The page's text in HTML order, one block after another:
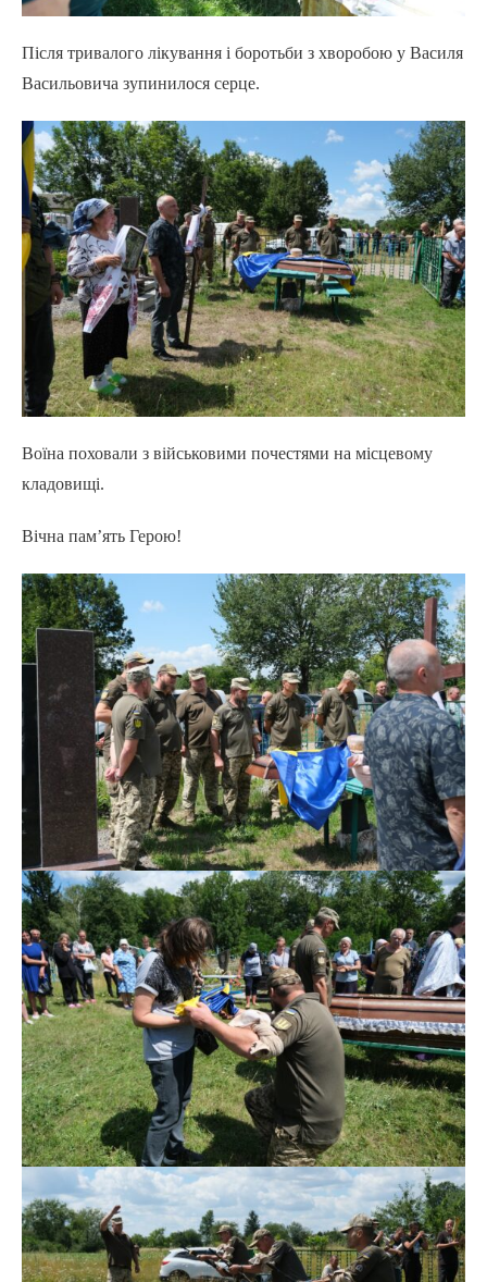
Після тривалого лікування і боротьби з хворобою у Василя
Васильовича зупинилося серце.
Воїна поховали з військовими почестями на місцевому
кладовищі.
Вічна пам’ять Герою!